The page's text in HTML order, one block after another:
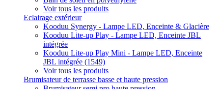
Voir tous les produits
Eclairage extérieur
Kooduu Synergy - Lampe LED, Enceinte & Glacière
Kooduu Lite-up Play - Lampe LED, Enceinte JBL
intégrée
Kooduu Lite-up Play Mini - Lampe LED, Enceinte
JBL intégrée (1549)
Voir tous les produits
Brumisateur de terrasse basse et haute pression